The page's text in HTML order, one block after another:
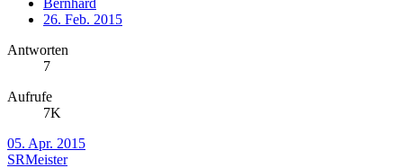
Bernhard
26. Feb. 2015
Antworten
7
Aufrufe
7K
05. Apr. 2015
SRMeister